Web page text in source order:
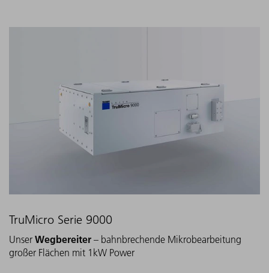
TruMicro Serie 9000
Unser Wegbereiter – bahnbrechende Mikrobearbeitung
großer Flächen mit 1kW Power